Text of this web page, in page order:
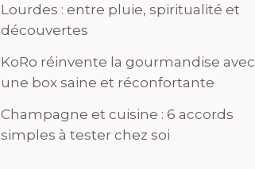
Lourdes : entre pluie, spiritualité et
découvertes
KoRo réinvente la gourmandise avec
une box saine et réconfortante
Champagne et cuisine : 6 accords
simples à tester chez soi